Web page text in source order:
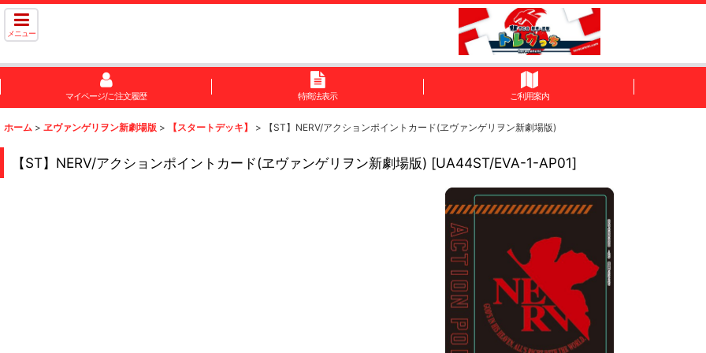
メニュー
マイページ/ご注文履歴 特商法表示 ご利用案内
ホーム > ヱヴァンゲリヲン新劇場版 > 【スタートデッキ】 > 【ST】NERV/アクションポイントカード(ヱヴァンゲリヲン新劇場版)
【ST】NERV/アクションポイントカード(ヱヴァンゲリヲン新劇場版) [UA44ST/EVA-1-AP01]